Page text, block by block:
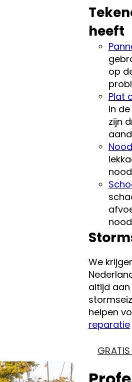
heeft
op
Plat
in
zijn
We
altijd
helpen
reparatie
GRATIS